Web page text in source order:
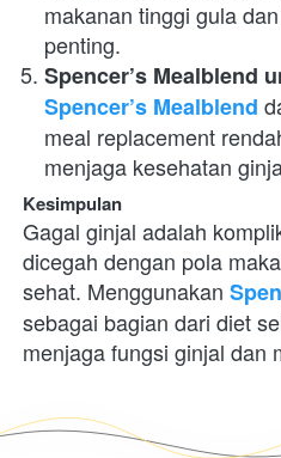
makanan tinggi gula
penting.
Spencer’s Mealblend
Spencer’s Mealblend
meal replacement
menjaga kesehatan
Kesimpulan
Gagal ginjal adalah
dicegah dengan pola
sehat. Menggunakan
sebagai bagian dari diet
menjaga fungsi ginjal dan